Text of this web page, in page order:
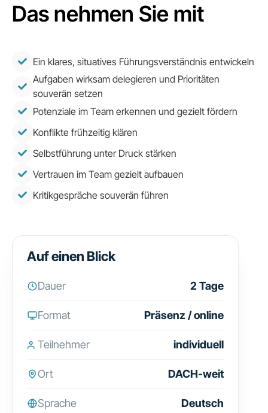
Das nehmen Sie mit
Ein klares, situatives Führungsverständnis entwickeln
Aufgaben wirksam delegieren und Prioritäten
souverän setzen
Potenziale im Team erkennen und gezielt fördern
Konflikte frühzeitig klären
Selbstführung unter Druck stärken
Vertrauen im Team gezielt aufbauen
Kritikgespräche souverän führen
Auf einen Blick
Dauer 2 Tage
Format Präsenz / online
Teilnehmer individuell
Ort DACH-weit
Sprache Deutsch